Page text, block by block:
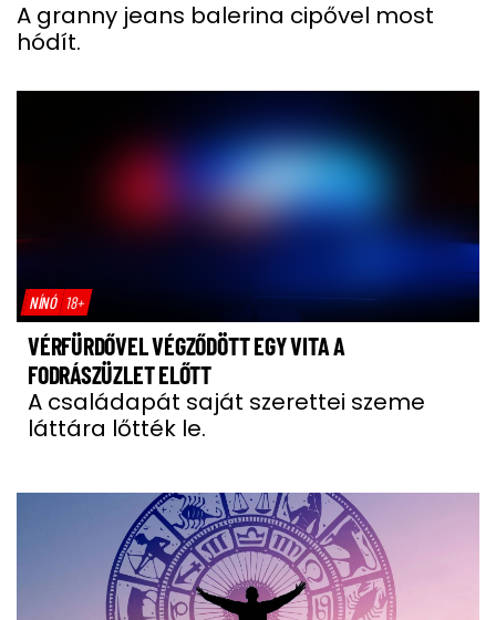
A granny jeans balerina cipővel most
hódít.
NÍNÓ 18+
VÉRFÜRDŐVEL VÉGZŐDÖTT EGY VITA A
FODRÁSZÜZLET ELŐTT
A családapát saját szerettei szeme
láttára lőtték le.